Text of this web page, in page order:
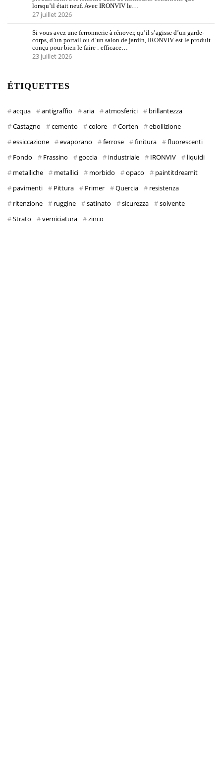
lorsqu’il était neuf. Avec IRONVIV le…
27 juillet 2026
Si vous avez une ferronnerie à rénover, qu’il s’agisse d’un garde-
corps, d’un portail ou d’un salon de jardin, IRONVIV est le produit
conçu pour bien le faire : efficace…
23 juillet 2026
ÉTIQUETTES
acqua antigraffio aria atmosferici
brillantezza
Castagno
cemento colore Corten
ebollizione
essiccazione
evaporano ferrose finitura
fluorescenti
Fondo
Frassino goccia industriale IRONVIV
liquidi
metalliche
metallici morbido opaco
paintitdreamit
pavimenti
Pittura Primer Quercia
resistenza
ritenzione
ruggine satinato sicurezza
solvente
Strato
verniciatura zinco